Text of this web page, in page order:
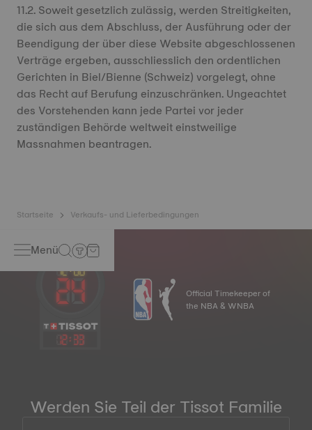
11.2. Soweit gesetzlich zulässig, werden Streitigkeiten,
die sich aus dem Abschluss, der Ausführung oder der
Beendigung der über diese Website abgeschlossenen
Verträge ergeben, ausschliesslich den ordentlichen
Gerichten in Biel/Bienne (Schweiz) vorgelegt, ohne
das Recht auf Berufung einzuschränken. Ungeachtet
des Vorstehenden kann jede Partei vor jeder
zuständigen Behörde weltweit einstweilige
Massnahmen beantragen.
Startseite Verkaufs- und Lieferbedingungen
Menü
12: 33
Official Timekeeper of
the NBA & WNBA
Werden Sie Teil der Tissot Familie